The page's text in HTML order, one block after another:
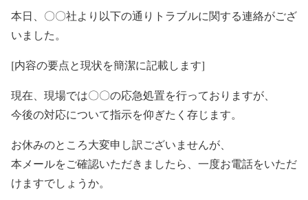
本日、〇〇社より以下の通りトラブルに関する連絡がござ
いました。
[内容の要点と現状を簡潔に記載します]
現在、現場では〇〇の応急処置を行っておりますが、
今後の対応について指示を仰ぎたく存じます。
お休みのところ大変申し訳ございませんが、
本メールをご確認いただきましたら、一度お電話をいただ
けますでしょうか。